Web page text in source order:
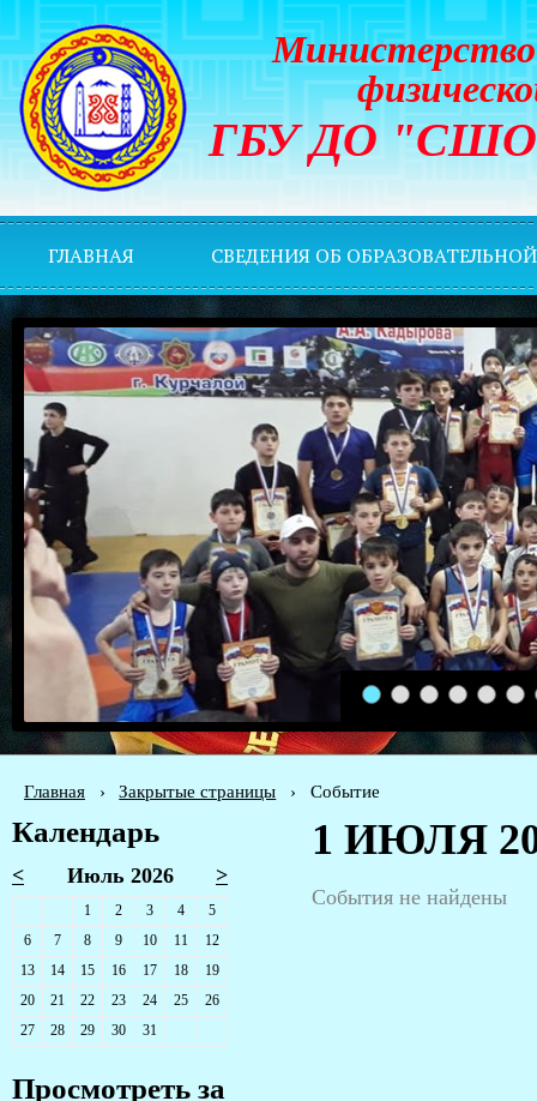
Министерство
ГБУ ДО "СШОР
ГЛАВНАЯ СВЕДЕНИЯ ОБ
1 2 3 4 5 6
Главная › Закрытые страницы › Событие
Календарь
< >
Июль 2026
1 2 3 4
5
6
7 8 9 10 11
12
13
14 15 16 17 18
19
20
21 22 23 24 25
26
27
28 29 30 31
Просмотреть за
1 ИЮЛЯ
События не найдены